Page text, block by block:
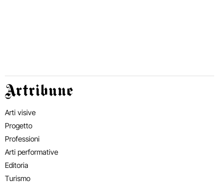
Artribune
Arti visive
Progetto
Professioni
Arti performative
Editoria
Turismo